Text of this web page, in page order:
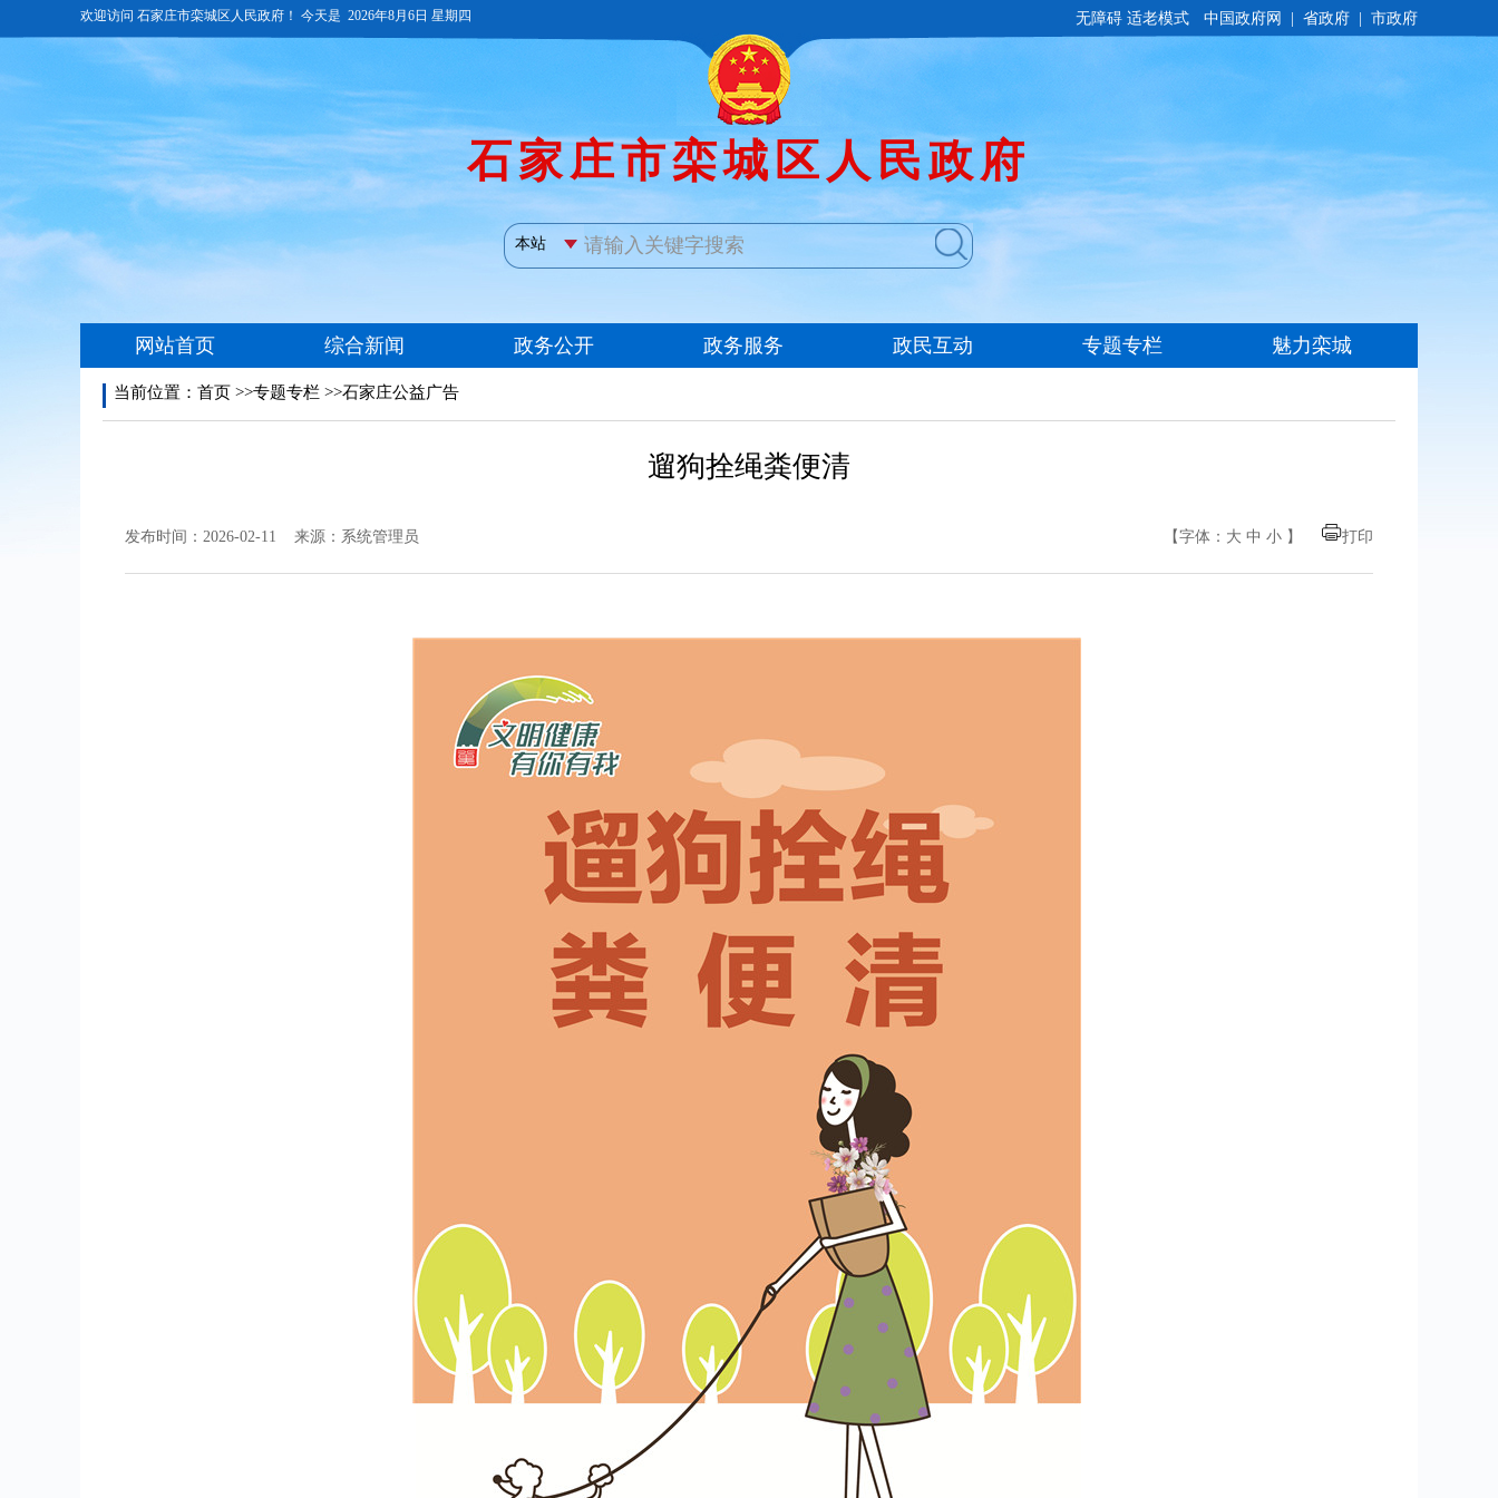
无障碍 适老模式
当前位置： 首页 >>专题专栏 >>石家庄公益广告
遛狗拴绳粪便清
发布时间：2026-02-11 来源：系统管理员 【字体： 大 中 小 】 打印